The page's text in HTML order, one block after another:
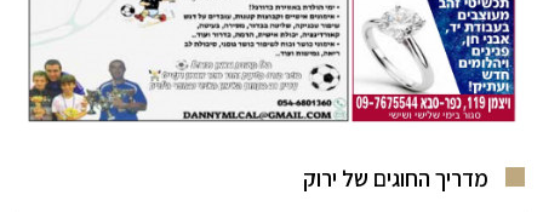
מדריך החוגים של ירוק